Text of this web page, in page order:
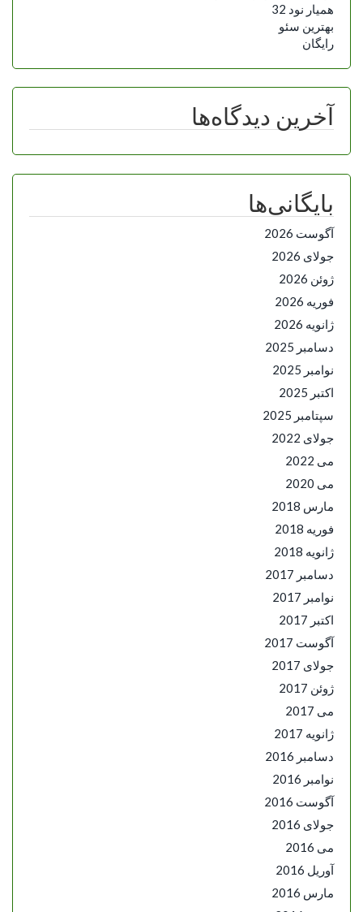
همیار نود 32
بهترین سئو
رایگان
آخرین دیدگاه‌ها
بایگانی‌ها
آگوست 2026
جولای 2026
ژوئن 2026
فوریه 2026
ژانویه 2026
دسامبر 2025
نوامبر 2025
اکتبر 2025
سپتامبر 2025
جولای 2022
می 2022
می 2020
مارس 2018
فوریه 2018
ژانویه 2018
دسامبر 2017
نوامبر 2017
اکتبر 2017
آگوست 2017
جولای 2017
ژوئن 2017
می 2017
ژانویه 2017
دسامبر 2016
نوامبر 2016
آگوست 2016
جولای 2016
می 2016
آوریل 2016
مارس 2016